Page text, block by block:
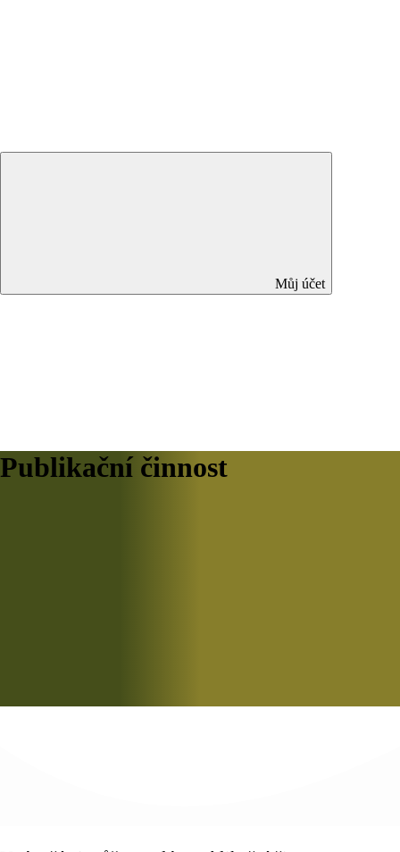
Můj účet
Publikační činnost